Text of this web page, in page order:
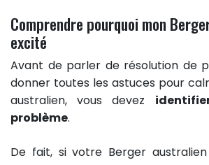
Comprendre pourquoi mon
excité
Avant de parler de résolution de
donner toutes les astuces pour
australien, vous devez
problème.
De fait, si votre Berger